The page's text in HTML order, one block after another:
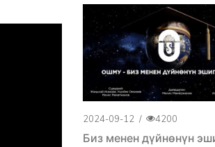
2024-09-12 / 4200
Биз менен дүйнөнүн